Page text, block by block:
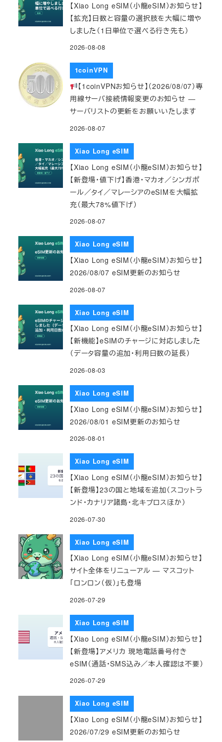
【Xiao Long eSIM（小龍eSIM）お知らせ】
【拡充】日数と容量の選択肢を大幅に増や
しました（1日単位で選べる行き先も）
2026-08-08
1coinVPN
【1coinVPNお知らせ】（2026/08/07）専
用線サーバ接続情報変更のお知らせ ―
サーバリストの更新をお願いいたします
2026-08-07
Xiao Long eSIM
【Xiao Long eSIM（小龍eSIM）お知らせ】
【新登場・値下げ】香港・マカオ／シンガポ
ール／タイ／マレーシアのeSIMを大幅拡
充（最大78%値下げ）
2026-08-07
Xiao Long eSIM
【Xiao Long eSIM（小龍eSIM）お知らせ】
2026/08/07 eSIM更新のお知らせ
2026-08-07
Xiao Long eSIM
【Xiao Long eSIM（小龍eSIM）お知らせ】
【新機能】eSIMのチャージに対応しました
（データ容量の追加・利用日数の延長）
2026-08-03
Xiao Long eSIM
【Xiao Long eSIM（小龍eSIM）お知らせ】
2026/08/01 eSIM更新のお知らせ
2026-08-01
Xiao Long eSIM
【Xiao Long eSIM（小龍eSIM）お知らせ】
【新登場】23の国と地域を追加（スコットラ
ンド・カナリア諸島・北キプロスほか）
2026-07-30
Xiao Long eSIM
【Xiao Long eSIM（小龍eSIM）お知らせ】
サイト全体をリニューアル — マスコット
「ロンロン（仮）」も登場
2026-07-29
Xiao Long eSIM
【Xiao Long eSIM（小龍eSIM）お知らせ】
【新登場】アメリカ 現地電話番号付き
eSIM（通話・SMS込み／本人確認は不要）
2026-07-29
Xiao Long eSIM
【Xiao Long eSIM（小龍eSIM）お知らせ】
2026/07/29 eSIM更新のお知らせ